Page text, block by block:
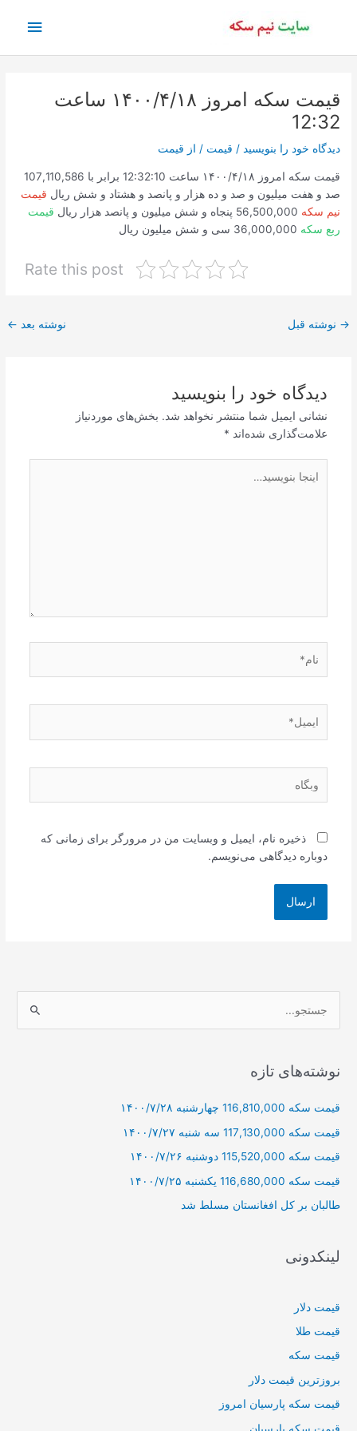
اصلی
قیمت سکه امروز ۱۴۰۰/۴/۱۸ ساعت
12:32
دیدگاه‌ خود را بنویسید / قیمت / از قیمت
قیمت سکه امروز ۱۴۰۰/۴/۱۸ ساعت 12:32:10 برابر با 107,110,586
صد و هفت میلیون و صد و ده هزار و پانصد و هشتاد و شش ریال قیمت
نیم سکه 56,500,000 پنجاه و شش میلیون و پانصد هزار ریال
قیمت
ربع سکه 36,000,000 سی و شش میلیون ریال
Rate this post
پیمایش
→ نوشته قبل نوشته بعد ←
دیدگاه‌ خود را بنویسید
نشانی ایمیل شما منتشر نخواهد شد. بخش‌های موردنیاز
علامت‌گذاری شده‌اند *
بنویسید…
ذخیره نام، ایمیل و وبسایت من در مرورگر برای زمانی که
دوباره دیدگاهی می‌نویسم.
ب
ر
ا
نوشته‌های تازه
قیمت سکه 116,810,000 چهارشنبه ۱۴۰۰/۷/۲۸
قیمت سکه 117,130,000 سه شنبه ۱۴۰۰/۷/۲۷
قیمت سکه 115,520,000 دوشنبه ۱۴۰۰/۷/۲۶
قیمت سکه 116,680,000 یکشنبه ۱۴۰۰/۷/۲۵
طالبان بر كل افغانستان مسلط شد
لینکدونی
قیمت دلار
قیمت طلا
قیمت سکه
بروزترین قیمت دلار
قیمت سکه پارسیان امروز
قیمت سکه پارسیان